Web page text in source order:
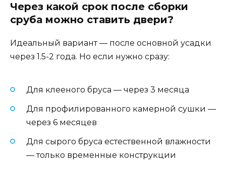
Через какой срок после сборки
сруба можно ставить двери?
Идеальный вариант — после основной усадки
через 1.5-2 года. Но если нужно сразу:
Для клееного бруса — через 3 месяца
Для профилированного камерной сушки —
через 6 месяцев
Для сырого бруса естественной влажности
— только временные конструкции